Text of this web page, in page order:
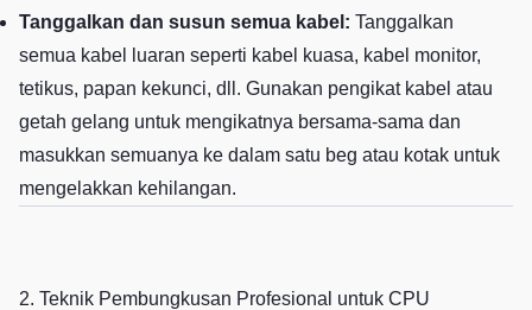
Tanggalkan dan susun semua kabel: Tanggalkan
semua kabel luaran seperti kabel kuasa, kabel monitor,
tetikus, papan kekunci, dll. Gunakan pengikat kabel atau
getah gelang untuk mengikatnya bersama-sama dan
masukkan semuanya ke dalam satu beg atau kotak untuk
mengelakkan kehilangan.
2. Teknik Pembungkusan Profesional untuk CPU